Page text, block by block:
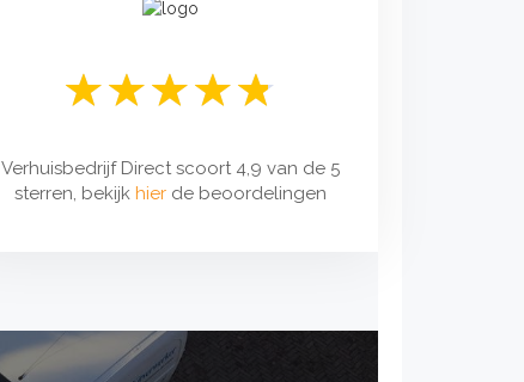
Verhuisbedrijf Direct scoort 4,9 van de 5
sterren, bekijkhier de beoordelingen